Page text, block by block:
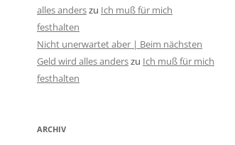
alles anderszu Ich muß für mich
festhalten
Nicht unerwartet aber | Beim nächsten
Geld wird alles anderszu Ich muß für mich
festhalten
ARCHIV